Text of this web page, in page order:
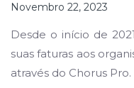
Novembro 22, 2023
Desde o início de
suas faturas aos
através do Chorus Pro.